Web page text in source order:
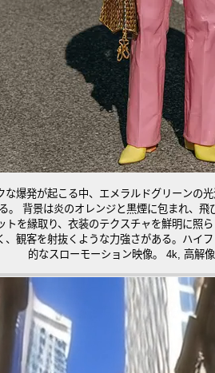
な爆発が起こる中、エメラルドグリーンの
いる。爆発
トを縁取り、衣装のテクスチャを鮮明に照
、観客を射抜くような力強さがある。ハイ
的なスローモーション映像。 4k, 高解